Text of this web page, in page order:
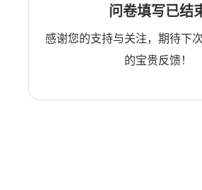
问卷填写已结
感谢您的支持与关注，期待下
的宝贵反馈！